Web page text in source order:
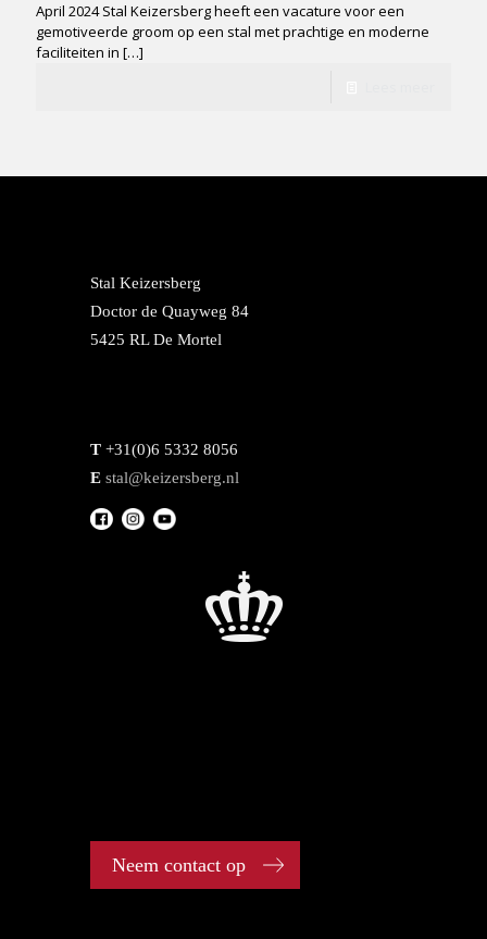
April 2024 Stal Keizersberg heeft een vacature voor een
gemotiveerde groom op een stal met prachtige en moderne
faciliteiten in […]
Stal Keizersberg
Doctor de Quayweg 84
5425 RL De Mortel
T +31(0)6 5332 8056
E stal@keizersberg.nl
Neem contact op